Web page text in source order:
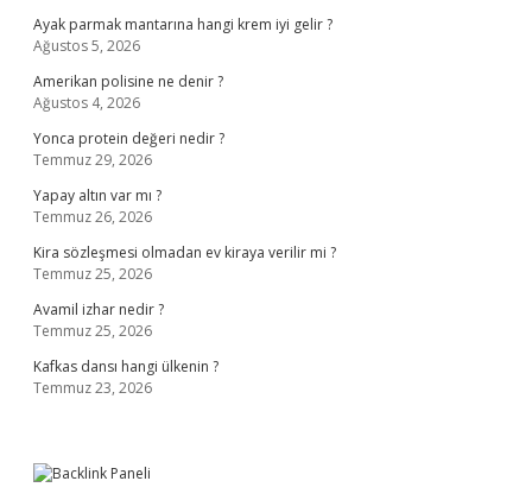
Ayak parmak mantarına hangi krem iyi gelir ?
Ağustos 5, 2026
Amerikan polisine ne denir ?
Ağustos 4, 2026
Yonca protein değeri nedir ?
Temmuz 29, 2026
Yapay altın var mı ?
Temmuz 26, 2026
Kira sözleşmesi olmadan ev kiraya verilir mi ?
Temmuz 25, 2026
Avamil izhar nedir ?
Temmuz 25, 2026
Kafkas dansı hangi ülkenin ?
Temmuz 23, 2026